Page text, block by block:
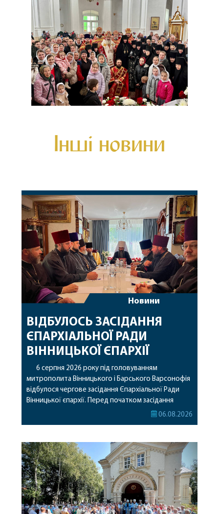
Інші новини
Новини
ВІДБУЛОСЬ ЗАСІДАННЯ
ЄПАРХІАЛЬНОЇ РАДИ
ВІННИЦЬКОЇ ЄПАРХІЇ
6 серпня 2026 року під головуванням
митрополита Вінницького і Барського Варсонофія
відбулося чергове засідання Єпархіальної Ради
Вінницької єпархії. Перед початком засідання
секретар Єпархіальної Ради від імені членів Ради
побажавши йому міцного здоров’я, Божої
допомоги, миру, духовної радості та
благословенних успіхів у подальшому
архіпастирському служінні. […]
06.08.2026